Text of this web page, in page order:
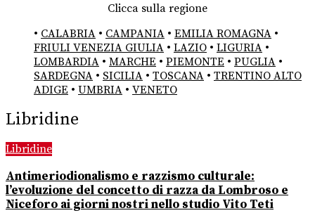
Clicca sulla regione
• CALABRIA • CAMPANIA • EMILIA ROMAGNA •
FRIULI VENEZIA GIULIA • LAZIO • LIGURIA •
LOMBARDIA • MARCHE • PIEMONTE • PUGLIA •
SARDEGNA • SICILIA • TOSCANA • TRENTINO ALTO
ADIGE • UMBRIA • VENETO
Libridine
Libridine
Antimeriodionalismo e razzismo culturale:
l’evoluzione del concetto di razza da Lombroso e
Niceforo ai giorni nostri nello studio Vito Teti